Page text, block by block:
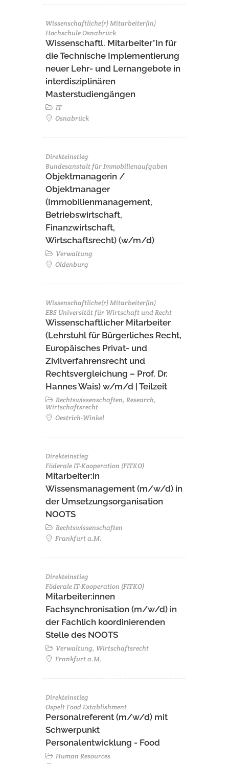
Wissenschaftliche(r) Mitarbeiter(in)
Hochschule Osnabrück
Wissenschaftl. Mitarbeiter*In für
die Technische Implementierung
neuer Lehr- und Lernangebote in
interdisziplinären
Masterstudiengängen
IT
Osnabrück
Direkteinstieg
Bundesanstalt für Immobilienaufgaben
Objektmanagerin /
Objektmanager
(Immobilienmanagement,
Betriebswirtschaft,
Finanzwirtschaft,
Wirtschaftsrecht) (w/m/d)
Verwaltung
Oldenburg
Wissenschaftliche(r) Mitarbeiter(in)
EBS Universität für Wirtschaft und Recht
Wissenschaftlicher Mitarbeiter
(Lehrstuhl für Bürgerliches Recht,
Europäisches Privat- und
Zivilverfahrensrecht und
Rechtsvergleichung – Prof. Dr.
Hannes Wais) w/m/d | Teilzeit
Rechtswissenschaften, Research,
Wirtschaftsrecht
Oestrich-Winkel
Direkteinstieg
Föderale IT-Kooperation (FITKO)
Mitarbeiter:in
Wissensmanagement (m/w/d) in
der Umsetzungsorganisation
NOOTS
Rechtswissenschaften
Frankfurt a.M.
Direkteinstieg
Föderale IT-Kooperation (FITKO)
Mitarbeiter:innen
Fachsynchronisation (m/w/d) in
der Fachlich koordinierenden
Stelle des NOOTS
Verwaltung, Wirtschaftsrecht
Frankfurt a.M.
Direkteinstieg
Ospelt Food Establishment
Personalreferent (m/w/d) mit
Schwerpunkt
Personalentwicklung - Food
Human Resources